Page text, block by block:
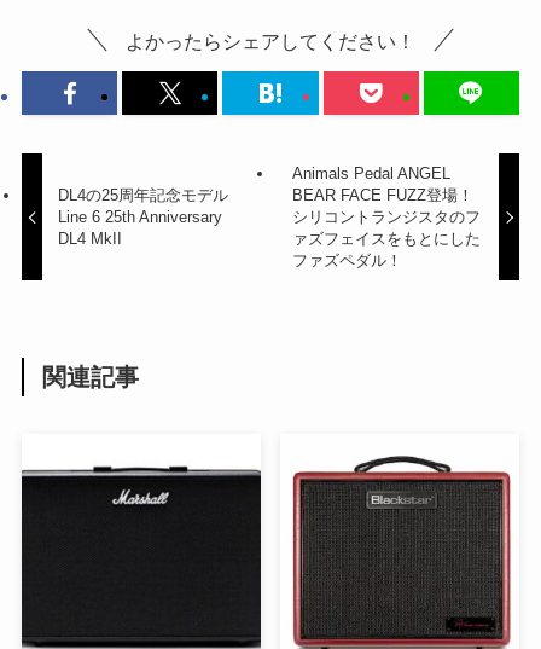
よかったらシェアしてください！
DL4の25周年記念モデル
Line 6 25th Anniversary
DL4 MkII
Animals Pedal ANGEL
BEAR FACE FUZZ登場！
シリコントランジスタのフ
ァズフェイスをもとにした
ファズペダル！
関連記事